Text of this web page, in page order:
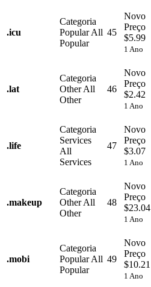
.icu
Categoria
PopularAll
Popular
45
Novo
Preço
$5.99
1 Ano
.lat
Categoria
OtherAll
Other
46
Novo
Preço
$2.42
1 Ano
.life
Categoria
Services
All
Services
47
Novo
Preço
$3.07
1 Ano
.makeup
Categoria
OtherAll
Other
48
Novo
Preço
$23.04
1 Ano
.mobi
Categoria
PopularAll
Popular
49
Novo
Preço
$10.21
1 Ano